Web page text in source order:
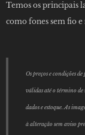
Temos os principais
como fones sem fio
Os preços e condições
válidas até o término de
dados e estoque. As
à alteração sem aviso